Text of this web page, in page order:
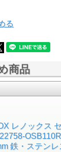
る
商品
レノックス
鉄・ステン